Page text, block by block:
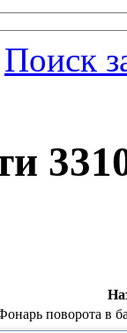
Поиск
поворота в